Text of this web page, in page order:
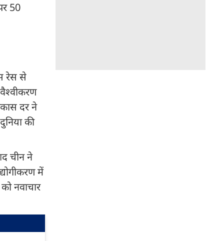
50
रेस से
दर ने
की
चीन ने
में
नवाचार